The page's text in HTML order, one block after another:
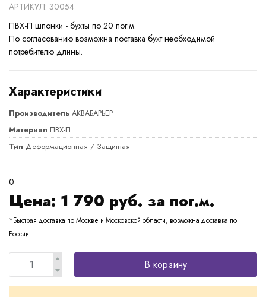
АРТИКУЛ: 30054
ПВХ-П шпонки - бухты по 20 пог.м.
По согласованию возможна поставка бухт необходимой
потребителю длины.
Характеристики
Производитель АКВАБАРЬЕР
Материал ПВХ-П
Тип Деформационная / Защитная
0
Цена: 1 790 руб. за пог.м.
*Быстрая доставка по Москве и Московской области, возможна доставка по
России
В корзину